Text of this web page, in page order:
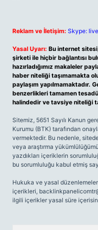
Reklam ve İletişim: Skype:
Yasal Uyarı: Bu internet
şirketi ile hiçbir bağlantısı
hazırladığımız makaleler
haber niteliği taşımamakta
paylaşım yapılmamaktadır.
benzerlikleri tamamen
halindedir ve tavsiye niteliği
Sitemiz, 5651 Sayılı Kanun
Kurumu (BTK) tarafından
vermektedir. Bu nedenle,
veya araştırma
yazdıkları içeriklerin
bu sorumluluğu kabul etmiş
Hukuka ve yasal
içerikleri,
ilgili içerikler yasal süre